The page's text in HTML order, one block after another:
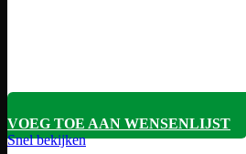
VOEG TOE AAN WENSENLIJST
Snel bekijken